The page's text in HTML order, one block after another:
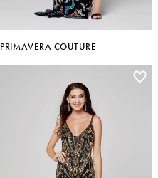
PRIMAVERA COUTURE